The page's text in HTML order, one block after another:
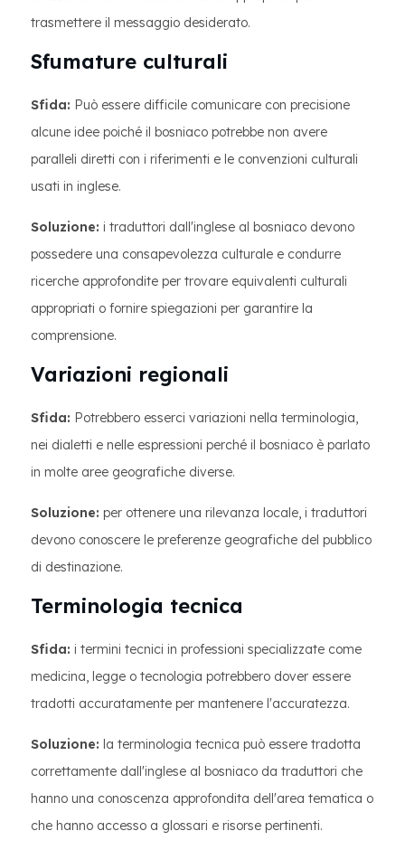
trasmettere il messaggio desiderato.
Sfumature culturali
Sfida: Può essere difficile comunicare con precisione
alcune idee poiché il bosniaco potrebbe non avere
paralleli diretti con i riferimenti e le convenzioni culturali
usati in inglese.
Soluzione: i traduttori dall'inglese al bosniaco devono
possedere una consapevolezza culturale e condurre
ricerche approfondite per trovare equivalenti culturali
appropriati o fornire spiegazioni per garantire la
comprensione.
Variazioni regionali
Sfida: Potrebbero esserci variazioni nella terminologia,
nei dialetti e nelle espressioni perché il bosniaco è parlato
in molte aree geografiche diverse.
Soluzione: per ottenere una rilevanza locale, i traduttori
devono conoscere le preferenze geografiche del pubblico
di destinazione.
Terminologia tecnica
Sfida: i termini tecnici in professioni specializzate come
medicina, legge o tecnologia potrebbero dover essere
tradotti accuratamente per mantenere l'accuratezza.
Soluzione: la terminologia tecnica può essere tradotta
correttamente dall'inglese al bosniaco da traduttori che
hanno una conoscenza approfondita dell'area tematica o
che hanno accesso a glossari e risorse pertinenti.